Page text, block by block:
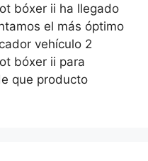
bóxer ii ha llegado
el más óptimo
vehículo 2
bóxer ii para
que producto